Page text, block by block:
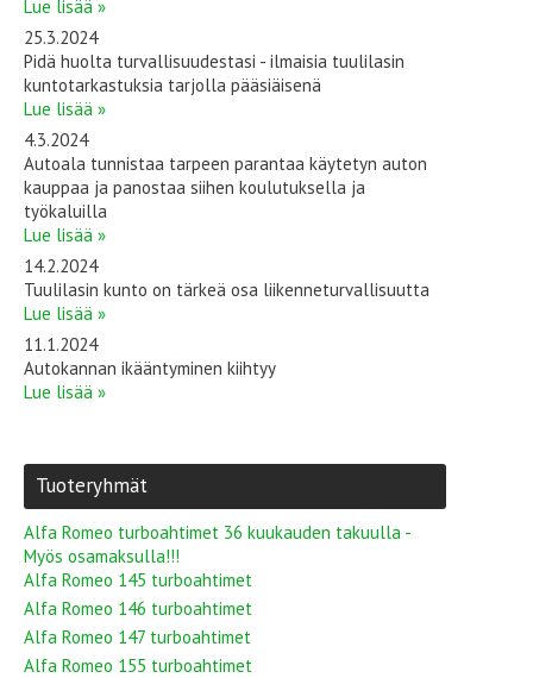
Lue lisää »
25.3.2024
Pidä huolta turvallisuudestasi - ilmaisia tuulilasin
kuntotarkastuksia tarjolla pääsiäisenä
Lue lisää »
4.3.2024
Autoala tunnistaa tarpeen parantaa käytetyn auton
kauppaa ja panostaa siihen koulutuksella ja
työkaluilla
Lue lisää »
14.2.2024
Tuulilasin kunto on tärkeä osa liikenneturvallisuutta
Lue lisää »
11.1.2024
Autokannan ikääntyminen kiihtyy
Lue lisää »
Tuoteryhmät
Alfa Romeo turboahtimet 36 kuukauden takuulla -
Myös osamaksulla!!!
Alfa Romeo 145 turboahtimet
Alfa Romeo 146 turboahtimet
Alfa Romeo 147 turboahtimet
Alfa Romeo 155 turboahtimet